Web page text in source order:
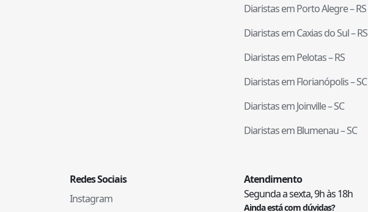
Diaristas emPorto Alegre–RS
Diaristas emCaxias do Sul–RS
Diaristas emPelotas–RS
Diaristas emFlorianópolis–SC
Diaristas emJoinville–SC
Diaristas emBlumenau–SC
Redes Sociais
Instagram
Atendimento
Segunda a sexta, 9h às 18h
Ainda está com dúvidas?